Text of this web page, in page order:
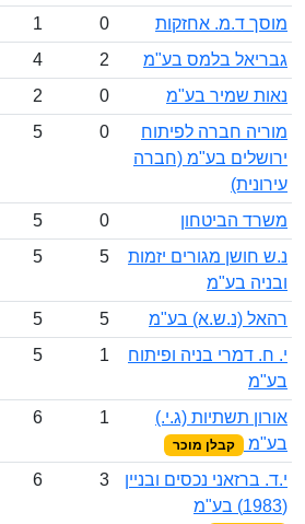
מוסך ד.מ. אחזקות
0
1
גבריאל בלמס בע"מ
2
4
נאות שמיר בע"מ
0
2
מוריה חברה לפיתוח
ירושלים בע"מ (חברה
עירונית)
0
5
משרד הביטחון 0
5
נ.ש חושן מגורים יזמות
ובניה בע"מ
5
5
רהאל (נ.ש.א) בע"מ 5
5
י. ח. דמרי בניה ופיתוח
בע"מ
1
5
אורון תשתיות (ג.י.)
בע"מ
קבלן מוכר
1
6
י.ד. ברזאני נכסים ובניין
(1983) בע"מ
3
6